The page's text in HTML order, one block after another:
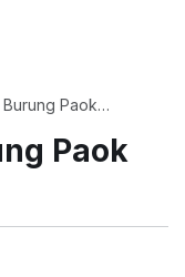
Paok
Paok